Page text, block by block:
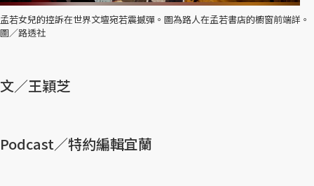
孟若女兒的控訴在世界文壇宛若震撼彈。圖為路人在孟若書店的櫥窗前端詳。
圖／路透社
文／王穎芝
Podcast／特約編輯宜蘭